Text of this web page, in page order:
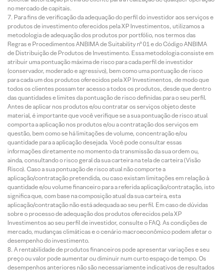
no mercado de capitais.
Para fins de verificação da adequação do perfil do investidor aos serviços e
produtos de investimento oferecidos pela XP Investimentos, utilizamos a
metodologia de adequação dos produtos por portfólio, nos termos das
Regras e Procedimentos ANBIMA de Suitability nº 01 e do Código ANBIMA
de Distribuição de Produtos de Investimento. Essa metodologia consiste em
atribuir uma pontuação máxima de risco para cada perfil de investidor
(conservador, moderado e agressivo), bem como uma pontuação de risco
para cada um dos produtos oferecidos pela XP Investimentos, de modo que
todos os clientes possam ter acesso a todos os produtos, desde que dentro
das quantidades e limites da pontuação de risco definidas para o seu perfil.
Antes de aplicar nos produtos e/ou contratar os serviços objeto deste
material, é importante que você verifique se a sua pontuação de risco atual
comporta a aplicação nos produtos e/ou a contratação dos serviços em
questão, bem como se há limitações de volume, concentração e/ou
quantidade para a aplicação desejada. Você pode consultar essas
informações diretamente no momento da transmissão da sua ordem ou,
ainda, consultando o risco geral da sua carteira na tela de carteira (Visão
Risco). Caso a sua pontuação de risco atual não comporte a
aplicação/contratação pretendida, ou caso existam limitações em relação à
quantidade e/ou volume financeiro para a referida aplicação/contratação, isto
significa que, com base na composição atual da sua carteira, esta
aplicação/contratação não está adequada ao seu perfil. Em caso de dúvidas
sobre o processo de adequação dos produtos oferecidos pela XP
Investimentos ao seu perfil de investidor, consulte o FAQ. As condições de
mercado, mudanças climáticas e o cenário macroeconômico podem afetar o
desempenho do investimento.
A rentabilidade de produtos financeiros pode apresentar variações e seu
preço ou valor pode aumentar ou diminuir num curto espaço de tempo. Os
desempenhos anteriores não são necessariamente indicativos de resultados